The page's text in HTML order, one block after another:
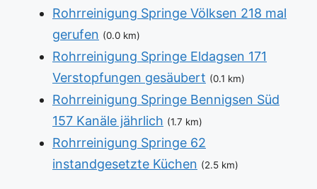
Rohrreinigung Springe Völksen 218 mal
gerufen (0.0 km)
Rohrreinigung Springe Eldagsen 171
Verstopfungen gesäubert (0.1 km)
Rohrreinigung Springe Bennigsen Süd
157 Kanäle jährlich (1.7 km)
Rohrreinigung Springe 62
instandgesetzte Küchen (2.5 km)